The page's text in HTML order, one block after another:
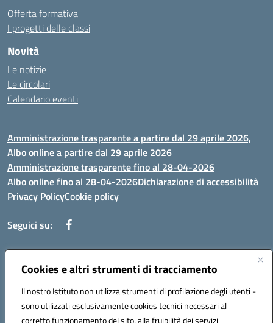
Cookies e altri strumenti di tracciamento
Il nostro Istituto non utilizza strumenti di profilazione degli utenti -
sono utilizzati esclusivamente cookies tecnici necessari al
corretto funzionamento del sito, alla fruibilità dei servizi
Offerta formativa
I progetti delle classi
Novità
Le notizie
Le circolari
Calendario eventi
Amministrazione trasparente a partire dal 29 aprile 2026,
Albo online a partire dal 29 aprile 2026
Amministrazione trasparente fino al 28-04-2026
Albo online fino al 28-04-2026Dichiarazione di accessibilità
Privacy PolicyCookie policy
Seguici su:
Indirizzo:Via Selicato, 1 71122 FOGGIA (FG)
Posta elettronica certificata (PEC):fgee01200c@pec.istruzione.it
Codice fiscale: 80005820719